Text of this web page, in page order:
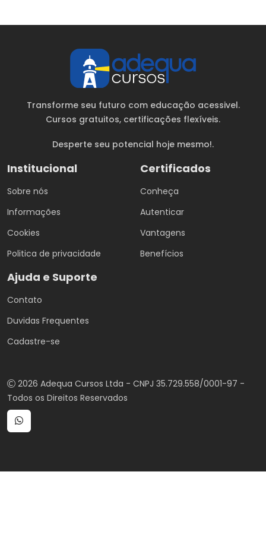
Transforme seu futuro com educação acessivel.
Cursos gratuitos, certificações flexíveis.
Desperte seu potencial hoje mesmo!.
Institucional
Sobre nós
Informações
Cookies
Politica de privacidade
Certificados
Conheça
Autenticar
Vantagens
Benefícios
Ajuda e Suporte
Contato
Duvidas Frequentes
Cadastre-se
2026 Adequa Cursos Ltda - CNPJ 35.729.558/0001-97 -
Todos os Direitos Reservados